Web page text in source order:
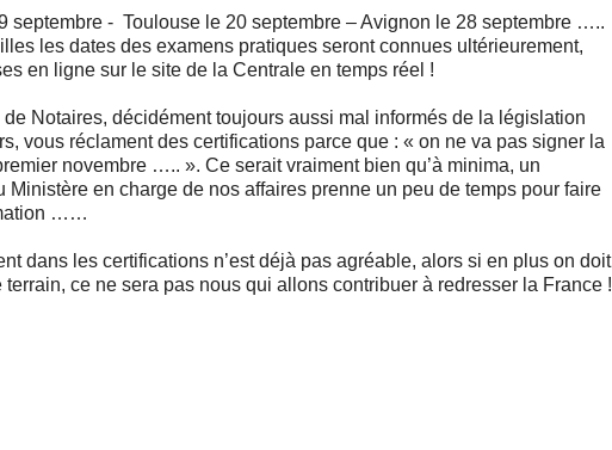
septembre - Toulouse le 20 septembre – Avignon le 28 septembre …..
les dates des examens pratiques seront connues ultérieurement,
en ligne sur le site de la Centrale en temps réel !
Notaires, décidément toujours aussi mal informés de la législation
vous réclament des certifications parce que : « on ne va pas signer la
novembre ….. ». Ce serait vraiment bien qu’à minima, un
Ministère en charge de nos affaires prenne un peu de temps pour faire
……
dans les certifications n’est déjà pas agréable, alors si en plus on doit
terrain, ce ne sera pas nous qui allons contribuer à redresser la France !